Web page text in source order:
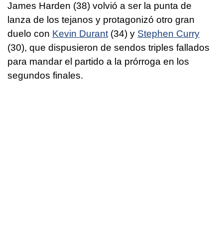
James Harden (38) volvió a ser la punta de
lanza de los tejanos y protagonizó otro gran
duelo con Kevin Durant (34) y Stephen Curry
(30), que dispusieron de sendos triples fallados
para mandar el partido a la prórroga en los
segundos finales.